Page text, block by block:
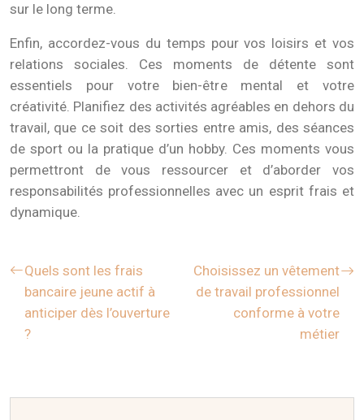
sur le long terme.
Enfin, accordez-vous du temps pour vos loisirs et vos
relations sociales. Ces moments de détente sont
essentiels pour votre bien-être mental et votre
créativité. Planifiez des activités agréables en dehors du
travail, que ce soit des sorties entre amis, des séances
de sport ou la pratique d’un hobby. Ces moments vous
permettront de vous ressourcer et d’aborder vos
responsabilités professionnelles avec un esprit frais et
dynamique.
Quels sont les frais
bancaire jeune actif à
anticiper dès l’ouverture
?
Choisissez un vêtement
de travail professionnel
conforme à votre
métier